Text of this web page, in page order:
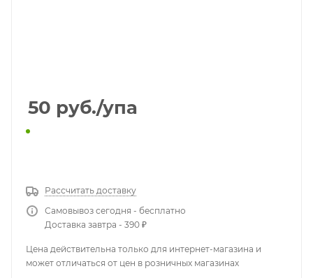
50 руб./упа
Рассчитать доставку
Самовывоз сегодня - бесплатно
Доставка завтра - 390 ₽
Цена действительна только для интернет-магазина и
может отличаться от цен в розничных магазинах